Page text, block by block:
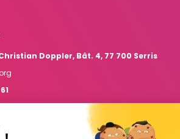
Doppler, Bât. 4, 77 700 Serris